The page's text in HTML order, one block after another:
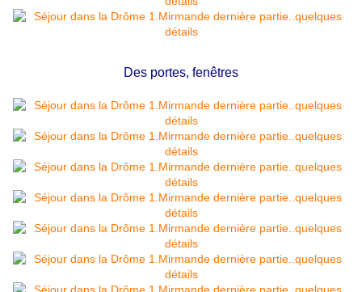
Des portes, fenêtres